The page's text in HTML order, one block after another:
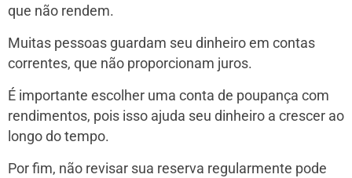
que não rendem.
Muitas pessoas guardam seu dinheiro em contas
correntes, que não proporcionam juros.
É importante escolher uma conta de poupança com
rendimentos, pois isso ajuda seu dinheiro a crescer ao
longo do tempo.
Por fim, não revisar sua reserva regularmente pode